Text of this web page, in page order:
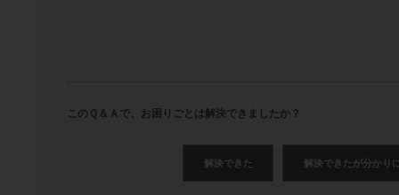
このＱ＆Ａで、お困りごとは解決できましたか？
解決できた 解決できたが分かり